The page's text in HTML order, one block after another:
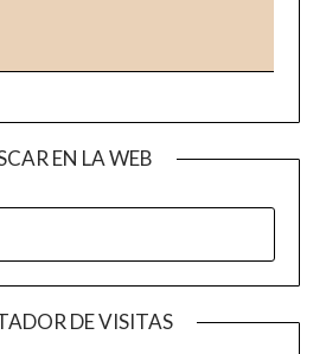
EN LA WEB
DE VISITAS